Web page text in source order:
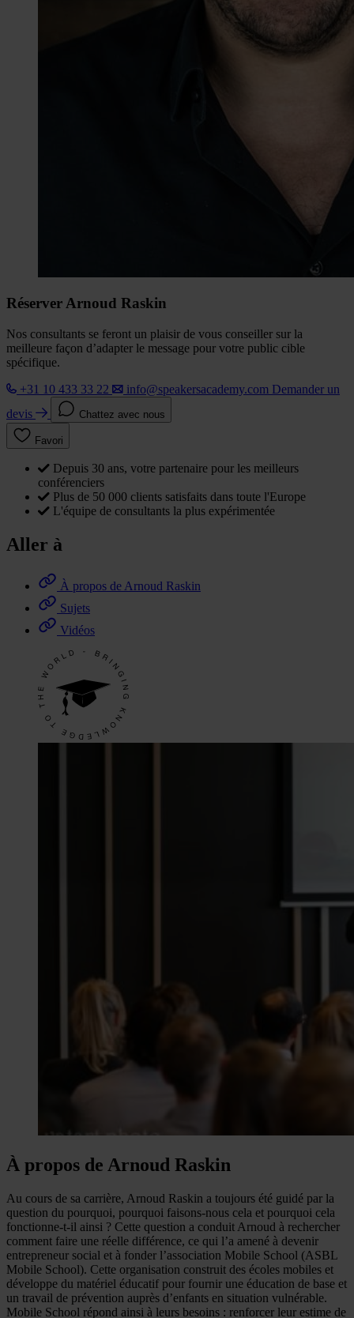
Réserver Arnoud Raskin
Nos consultants se feront un plaisir de vous conseiller sur la
meilleure façon d’adapter le message pour votre public cible
spécifique.
+31 10 433 33 22
info@speakersacademy.com Demander un
devis
Chattez avec nous
Favori
Depuis 30 ans, votre partenaire pour les meilleurs
conférenciers
Plus de 50 000 clients satisfaits dans toute l'Europe
L'équipe de consultants la plus expérimentée
Aller à
À propos de Arnoud Raskin
Sujets
Vidéos
À propos de Arnoud Raskin
Au cours de sa carrière, Arnoud Raskin a toujours été guidé par la
question du pourquoi, pourquoi faisons-nous cela et pourquoi cela
fonctionne-t-il ainsi ? Cette question a conduit Arnoud à rechercher
comment faire une réelle différence, ce qui l’a amené à devenir
entrepreneur social et à fonder l’association Mobile School (ASBL
Mobile School). Cette organisation construit des écoles mobiles et
développe du matériel éducatif pour fournir une éducation de base et
un travail de prévention auprès d’enfants en situation vulnérable.
Mobile School répond ainsi à leurs besoins : renforcer leur estime de